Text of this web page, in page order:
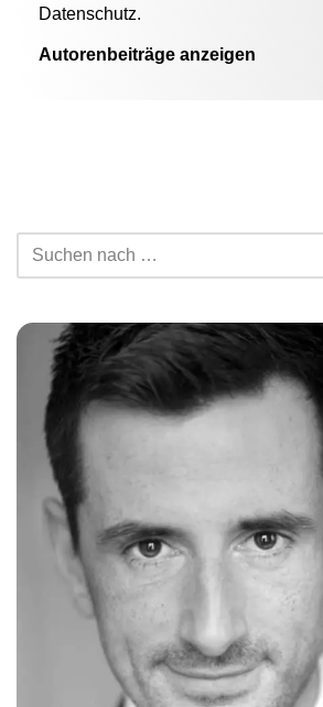
Datenschutz.
Autorenbeiträge anzeigen